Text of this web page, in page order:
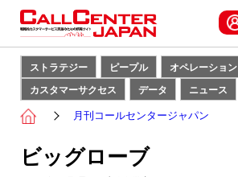
ストラテジー ピープル オペレーション
カスタマーサクセス
データ ニュース
月刊コールセンタージャパン
ビッグローブ